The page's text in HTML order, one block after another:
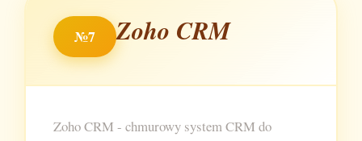
№7 Zoho CRM
Zoho CRM - chmurowy system CRM do